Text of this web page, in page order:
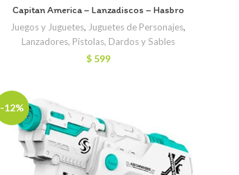
Capitan America – Lanzadiscos – Hasbro
Juegos y Juguetes, Juguetes de Personajes,
Lanzadores, Pistolas, Dardos y Sables
$599
-12%